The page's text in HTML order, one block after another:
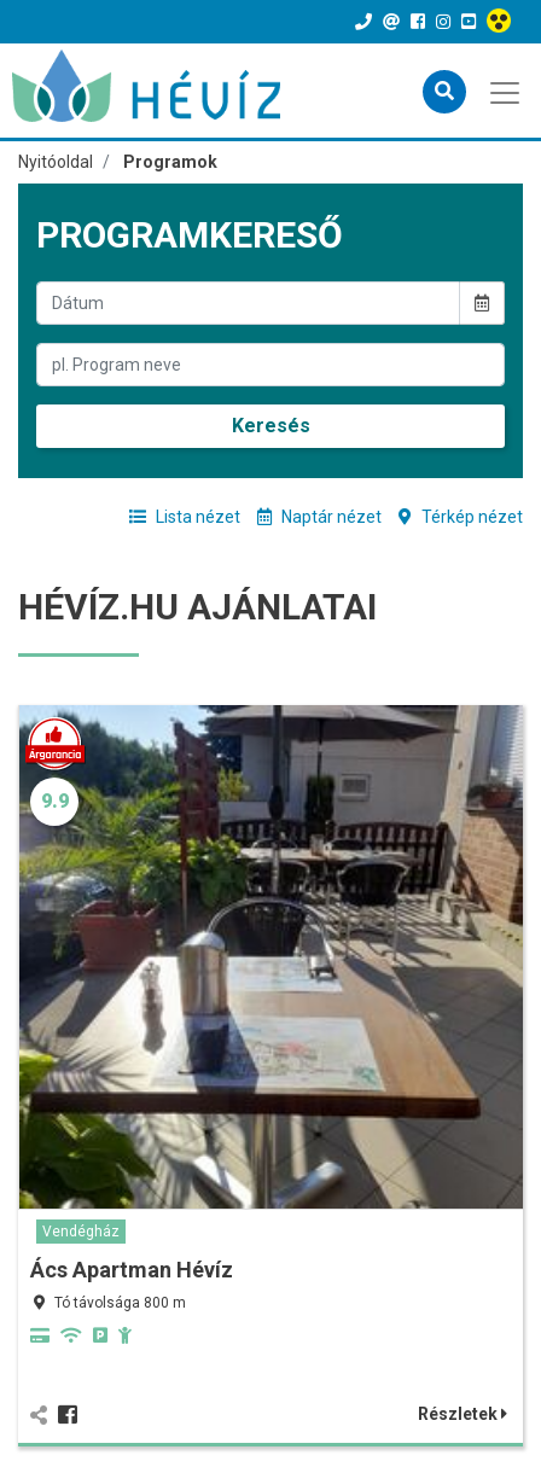
Nyitóoldal Programok
PROGRAMKERESŐ
Keresés
Lista nézet Naptár nézet Térkép nézet
HÉVÍZ.HU AJÁNLATAI
9.9
Vendégház
Ács Apartman Hévíz
Tó távolsága 800 m
Részletek